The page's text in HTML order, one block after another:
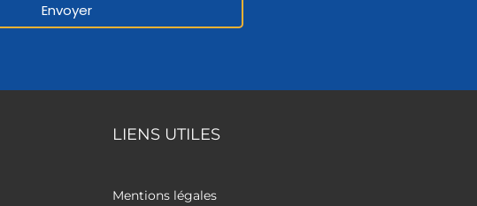
Envoyer
LIENS UTILES
Mentions légales